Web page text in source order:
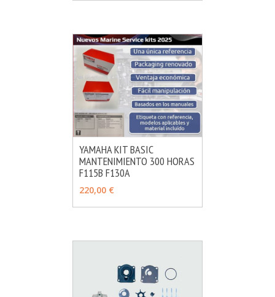
AÑADIR MÁS INFO
YAMAHA KIT BASIC
MANTENIMIENTO 300 HORAS
F115B F130A
220,00 €